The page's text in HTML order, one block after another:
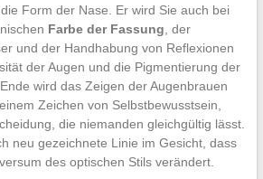
Form der Nase. Er wird Sie auch bei
Farbe der Fassung , der
und der Handhabung von Reflexionen
der Augen und die Pigmentierung der
wird das Zeigen der Augenbrauen
Zeichen von Selbstbewusstsein,
die niemanden gleichgültig lässt.
neu gezeichnete Linie im Gesicht, dass
des optischen Stils verändert.